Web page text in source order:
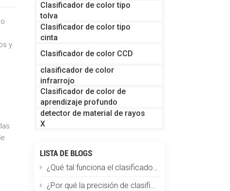
Clasificador de color tipo
tolva
Clasificador de color tipo
cinta
Clasificador de color CCD
clasificador de color
infrarrojo
Clasificador de color de
aprendizaje profundo
detector de material de rayos
X
LISTA DE BLOGS
¿Qué tal funciona el clasificador de color en la clasificación de partículas de plástico?
¿Por qué la precisión de clasificación disminuye repentinamente?
o
y